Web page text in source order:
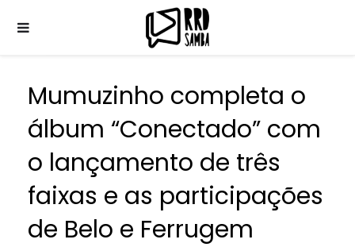
Mumuzinho completa o
álbum “Conectado” com
o lançamento de três
faixas e as participações
de Belo e Ferrugem